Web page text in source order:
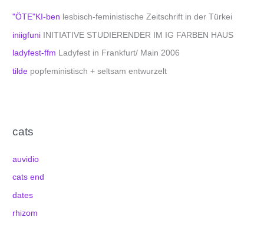
"ÖTE"KI-ben lesbisch-feministische Zeitschrift in der Türkei
iniigfuni INITIATIVE STUDIERENDER IM IG FARBEN HAUS
ladyfest-ffm Ladyfest in Frankfurt/ Main 2006
tilde popfeministisch + seltsam entwurzelt
cats
auvidio
cats end
dates
rhizom